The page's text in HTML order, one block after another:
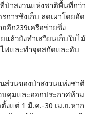
ป่าสงวนแห่งชาติพื้นที่กว่า
การชิงเก็บ ลดเผาโดยอัด
อีก239เครือข่ายซึ่ง
ล้วยังทำเสวียนเก็บใบไม้
ฟและทำจุดสกัดและดับ
ส่วนของป่าสงวนแห่งชาติ
บคุมและออกประกาศห้าม
แต่ 1 มี.ค.-30 เม.ย.หาก